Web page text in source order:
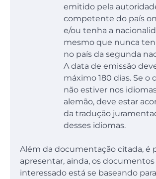
emitido pela
competente do país
e/ou tenha a
mesmo que nunca
no país da segunda
A data de emissão
máximo 180 dias. Se
não estiver nos
alemão, deve estar
da tradução
desses idiomas.
Além da documentação citada, é
apresentar, ainda, os
interessado está se baseando